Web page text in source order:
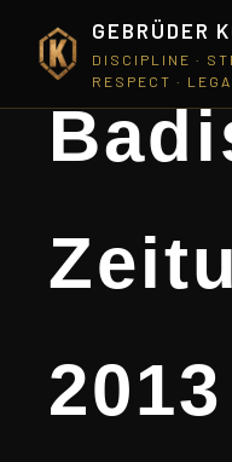
GEBRÜDER
DISCIPLINE ·
RESPECT ·
2013